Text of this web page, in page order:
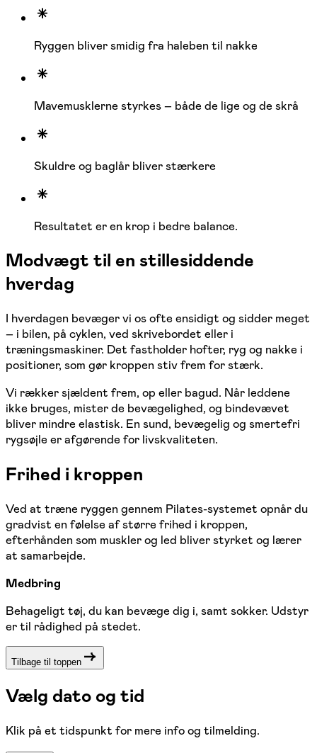
Ryggen bliver smidig fra haleben til nakke
Mavemusklerne styrkes – både de lige og de skrå
Skuldre og baglår bliver stærkere
Resultatet er en krop i bedre balance.
Modvægt til en stillesiddende
hverdag
I hverdagen bevæger vi os ofte ensidigt og sidder meget
– i bilen, på cyklen, ved skrivebordet eller i
træningsmaskiner. Det fastholder hofter, ryg og nakke i
positioner, som gør kroppen stiv frem for stærk.
Vi rækker sjældent frem, op eller bagud. Når leddene
ikke bruges, mister de bevægelighed, og bindevævet
bliver mindre elastisk. En sund, bevægelig og smertefri
rygsøjle er afgørende for livskvaliteten.
Frihed i kroppen
Ved at træne ryggen gennem Pilates-systemet opnår du
gradvist en følelse af større frihed i kroppen,
efterhånden som muskler og led bliver styrket og lærer
at samarbejde.
Medbring
Behageligt tøj, du kan bevæge dig i, samt sokker. Udstyr
er til rådighed på stedet.
Tilbage til toppen
Vælg dato og tid
Klik på et tidspunkt for mere info og tilmelding.